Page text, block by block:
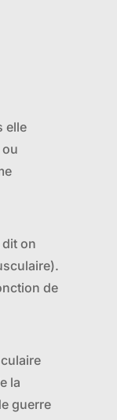
elle
dit on
de
la
guerre